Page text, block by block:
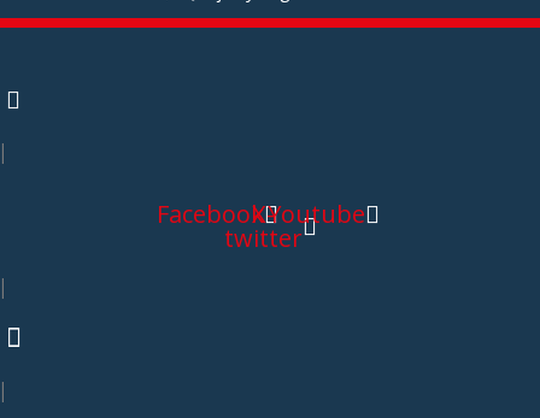
|
FacebookX-
twitter
Youtube
|
|